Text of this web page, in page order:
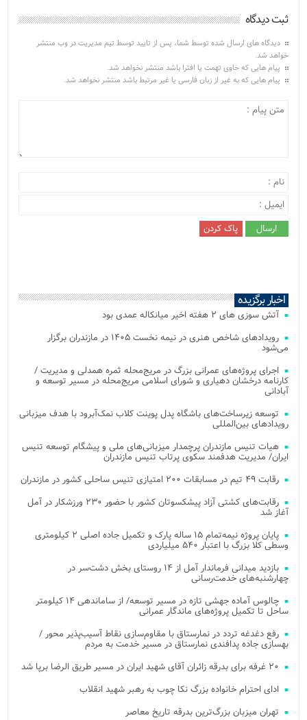
ثبت دیدگاه
دیدگاه های ارسال شده توسط شما، پس از تایید توسط تیم مدیریت در وب منتشر
خواهد شد.
پیام هایی که حاوی تهمت یا افترا باشد منتشر نخواهد شد.
پیام هایی که به غیر از زبان فارسی یا غیر مرتبط باشد منتشر نخواهد شد.
اخبار برگزیده
آتش‌ سوزی‌ های ۲ هفته اخیر میانکاله عمدی بود
رویدادهای شاخص هنری در نیمه نخست ۱۴۰۵ در مازندران برگزار
می‌شود
اجرای پروژه‌های عمرانی بزرگ در مریج‌محله ثمره همدلی و مدیریت /
کارنامه درخشان دهیاری و شورای اسلامی مریج‌محله در مسیر توسعه و
آبادانی
توسعه زیرساخت‌های باشگاه پدل پوینت کلاب نمک‌آبرود با هدف میزبانی
رویدادهای بین‌المللی
هیات تنیس مازندران پرچمدار میزبانی‌های ملی و پیشگام توسعه تنیس
ایران/ مدیریت هدفمند سکوی پرتاب تنیس مازندران
رقابت ۴۹ تیم در مسابقات ۲۰۰ امتیازی تنیس ساحلی کشور در مازندران
رقابت‌های کشتی آزاد پیشکسوتان کشور با حضور ۲۳۰ ورزشکار در آمل
آغاز شد
پایان پروژه نیمه‌تمام ۱۵ ساله پارک و تکمیل جاده اصلی ۲ کیلومتری
وسطی کلا بزرگ با اعتبار ۵۴۰ میلیاردی
بازدید میدانی فرماندار آمل از ۱۴ روستای بخش دشت‌سر در
چهارشنبه‌های خدمت‌رسانی
چالوس آماده جهشی تازه در مسیر توسعه/ از ساماندهی ۱۴ کیلومتر
ساحل تا تکمیل پروژه‌های ماندگار عمرانی
رفع دغدغه تردد در نمارستاق با مقاوم‌سازی نقاط آسیب‌پذیر محور /
بهسازی جاده پدافندی نمارستاق در مسیر خدمت به مردم
۲۰ غرفه برای بدرقه زائران آقای شهید ایران در مسیر طریق الرضا برپا شد
ادای احترام خانواده بزرگ نکا چوب به رهبر شهید انقلاب
تهران میزبان بزرگ‌ترین بدرقه تاریخ معاصر